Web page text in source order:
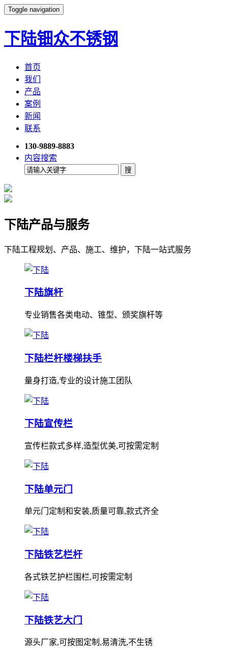
Toggle navigation
下陆钿众不锈钢
首页
我们
产品
案例
新闻
联系
130-9889-8883
内容搜索
下陆产品与服务
下陆工程规划、产品、施工、维护，下陆一站式服务
下陆旗杆
专业销售各类电动、锥型、颁奖旗杆等
下陆栏杆楼梯扶手
量身打造,专业的设计施工团队
下陆宣传栏
宣传栏款式多样,造型优美,可按需定制
下陆单元门
单元门定制和安装,质量可靠,款式齐全
下陆铁艺栏杆
各式铁艺护栏围栏,可按需定制
下陆铁艺大门
源头厂家,可按图定制,易清洗,不生锈